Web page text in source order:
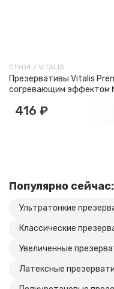
01904 / VITALIS
Презервативы Vitalis
согревающим
416 ₽
Популярно сейчас:
Ультратонкие
Классические
Увеличенные
Латексные